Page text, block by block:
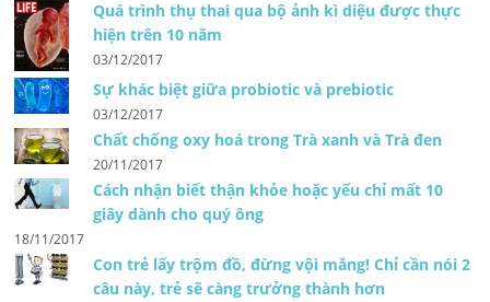
Quá trình thụ thai qua bộ ảnh kì diệu được thực
hiện trên 10 năm
03/12/2017
Sự khác biệt giữa probiotic và prebiotic
03/12/2017
Chất chống oxy hoá trong Trà xanh và Trà đen
20/11/2017
Cách nhận biết thận khỏe hoặc yếu chỉ mất 10
giây dành cho quý ông
18/11/2017
Con trẻ lấy trộm đồ, đừng vội mắng! Chỉ cần nói 2
câu này, trẻ sẽ càng trưởng thành hơn